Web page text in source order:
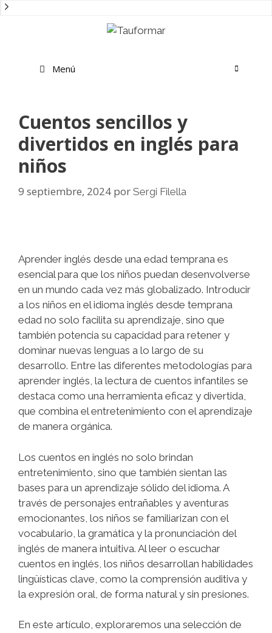
Saltar
Menú
Cuentos sencillos y
divertidos en inglés para
niños
9 septiembre, 2024 por Sergi Filella
Aprender inglés desde una edad temprana es
esencial para que los niños puedan desenvolverse
en un mundo cada vez más globalizado. Introducir
a los niños en el idioma inglés desde temprana
edad no solo facilita su aprendizaje, sino que
también potencia su capacidad para retener y
dominar nuevas lenguas a lo largo de su
desarrollo. Entre las diferentes metodologías para
aprender inglés, la lectura de cuentos infantiles se
destaca como una herramienta eficaz y divertida,
que combina el entretenimiento con el aprendizaje
de manera orgánica.
Los cuentos en inglés no solo brindan
entretenimiento, sino que también sientan las
bases para un aprendizaje sólido del idioma. A
través de personajes entrañables y aventuras
emocionantes, los niños se familiarizan con el
vocabulario, la gramática y la pronunciación del
inglés de manera intuitiva. Al leer o escuchar
cuentos en inglés, los niños desarrollan habilidades
lingüísticas clave, como la comprensión auditiva y
la expresión oral, de forma natural y sin presiones.
En este artículo, exploraremos una selección de